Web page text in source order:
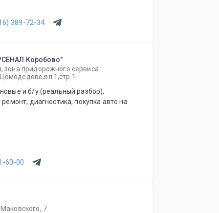
389-72-34
Коробово"
придорожного сервиса
и б/у (реальный разбор),
диагностика, покупка авто на
60-00
7